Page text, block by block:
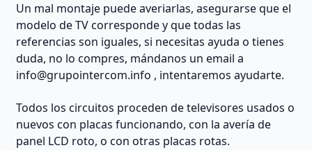
Un mal montaje puede averiarlas, asegurarse que el
modelo de TV corresponde y que todas las
referencias son iguales, si necesitas ayuda o tienes
duda, no lo compres, mándanos un email a
info@grupointercom.info , intentaremos ayudarte.
Todos los circuitos proceden de televisores usados o
nuevos con placas funcionando, con la avería de
panel LCD roto, o con otras placas rotas.